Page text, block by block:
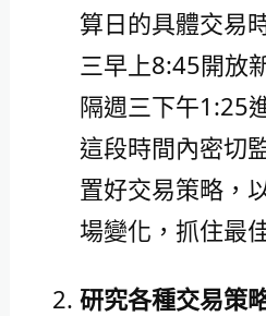
算日的具體交易
三早上8:45開放
隔週三下午1:25
這段時間內密切
置好交易策略，
場變化，抓住最
研究各種交易策